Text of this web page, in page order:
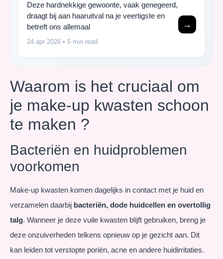
Deze hardnekkige gewoonte, vaak genegeerd,
draagt bij aan haaruitval na je veertigste en
betreft ons allemaal
24 apr 2026 • 5 min read
→
Waarom is het cruciaal om
je make-up kwasten schoon
te maken ?
Bacteriën en huidproblemen
voorkomen
Make-up kwasten komen dagelijks in contact met je huid en
verzamelen daarbij bacteriën, dode huidcellen en overtollig
talg. Wanneer je deze vuile kwasten blijft gebruiken, breng je
deze onzuiverheden telkens opnieuw op je gezicht aan. Dit
kan leiden tot verstopte poriën, acne en andere huidirritaties.